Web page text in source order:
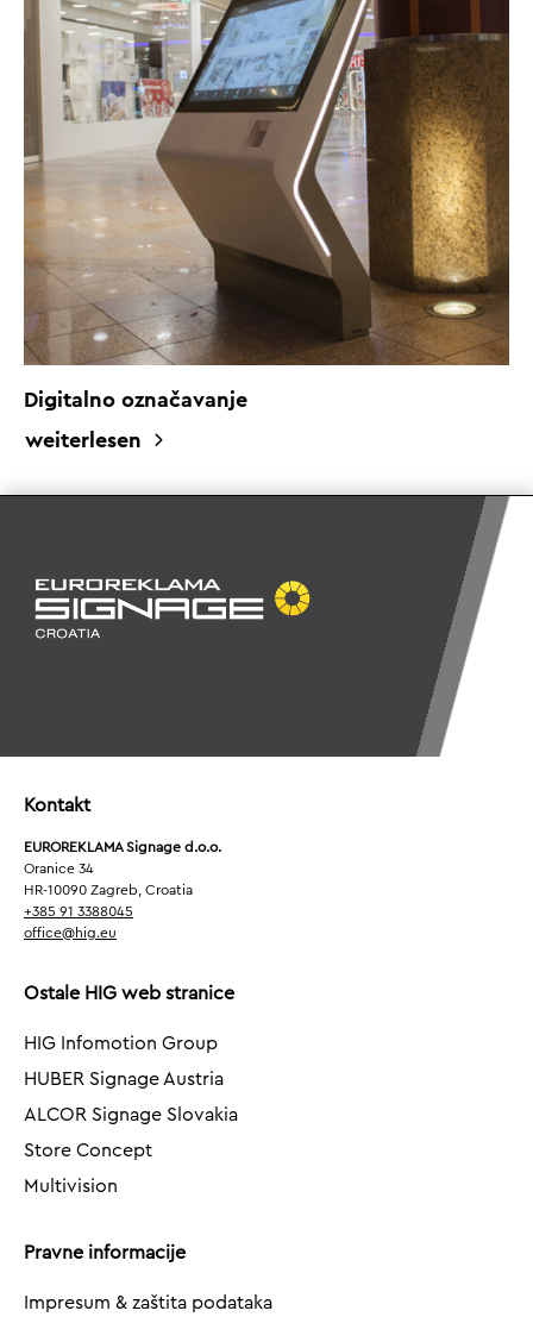
Digitalno označavanje
weiterlesen
Kontakt
EUROREKLAMA Signage d.o.o.
Oranice 34
HR-10090 Zagreb, Croatia
+385 91 3388045
office@hig.eu
Ostale HIG web stranice
HIG Infomotion Group
HUBER Signage Austria
ALCOR Signage Slovakia
Store Concept
Multivision
Pravne informacije
Impresum & zaštita podataka